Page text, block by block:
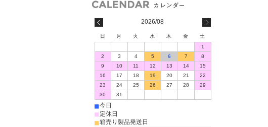
2026/08
日 月 火 水 木 金
土
1
2
3 4 5 6 7
8
9
10 11 12 13 14
15
16
17 18 19 20 21
22
23
24 25 26 27 28
29
30
31
■今日
■ 定休日
■箱売り製品発送日